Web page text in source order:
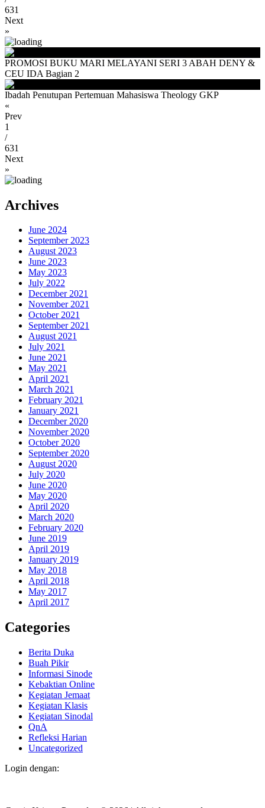
631
Next
»
PROMOSI BUKU MARI MELAYANI SERI 3 ABAH DENY &
CEU IDA Bagian 2
Ibadah Penutupan Pertemuan Mahasiswa Theology GKP
«
Prev
1
/
631
Next
»
Archives
June 2024
September 2023
August 2023
June 2023
May 2023
July 2022
December 2021
November 2021
October 2021
September 2021
August 2021
July 2021
June 2021
May 2021
April 2021
March 2021
February 2021
January 2021
December 2020
November 2020
October 2020
September 2020
August 2020
July 2020
June 2020
May 2020
April 2020
March 2020
February 2020
June 2019
April 2019
January 2019
May 2018
April 2018
May 2017
April 2017
Categories
Berita Duka
Buah Pikir
Informasi Sinode
Kebaktian Online
Kegiatan Jemaat
Kegiatan Klasis
Kegiatan Sinodal
QnA
Refleksi Harian
Uncategorized
Login dengan: